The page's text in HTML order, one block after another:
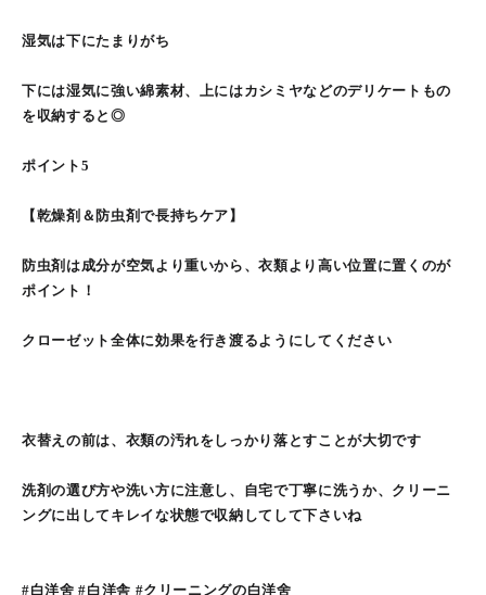
湿気は下にたまりがち
下には湿気に強い綿素材、上にはカシミヤなどのデリケートもの
を収納すると◎
ポイント5
【乾燥剤＆防虫剤で長持ちケア】
防虫剤は成分が空気より重いから、衣類より高い位置に置くのが
ポイント！
クローゼット全体に効果を行き渡るようにしてください
衣替えの前は、衣類の汚れをしっかり落とすことが大切です
洗剤の選び方や洗い方に注意し、自宅で丁寧に洗うか、クリーニ
ングに出してキレイな状態で収納してして下さいね
#白洋舍 #白洋舎 #クリーニングの白洋舍